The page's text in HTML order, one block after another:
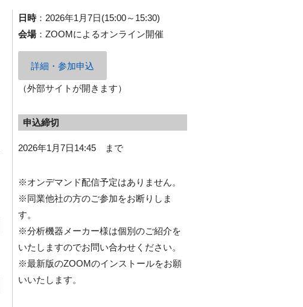
日時： 2026年1月7日(15:00～15:30)
会場： ZOOMによるオンライン開催
詳細・参加申込
（外部サイトが開きます）
申込締切
2026年1月7日14:45 まで
※オンデマンド配信予定はありません。
※同業他社の方のご参加をお断りしま
す。
※分析機器メーカー様は個別のご紹介を
いたしますのでお問い合わせください。
※最新版のZOOMのインストールをお願
いいたします。